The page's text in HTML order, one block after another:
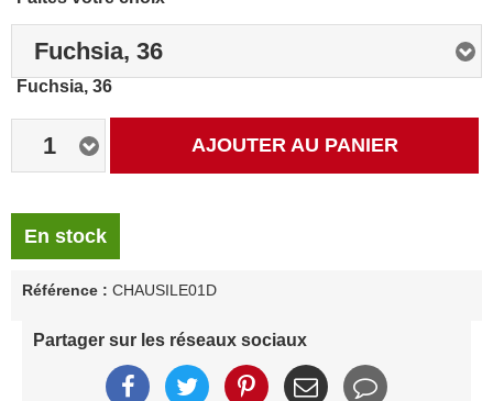
Fuchsia, 36
Fuchsia, 36
1 AJOUTER AU PANIER
En stock
Référence : CHAUSILE01D
Partager sur les réseaux sociaux